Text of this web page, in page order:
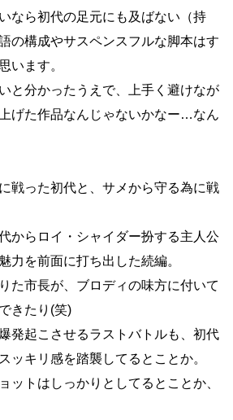
なら初代の足元にも及ばない（持
の構成やサスペンスフルな脚本はす
います。
と分かったうえで、上手く避けなが
げた作品なんじゃないかなー…なん
戦った初代と、サメから守る為に戦
からロイ・シャイダー扮する主人公
力を前面に打ち出した続編。
た市長が、ブロディの味方に付いて
きたり(笑)
発起こさせるラストバトルも、初代
ッキリ感を踏襲してるとことか。
ットはしっかりとしてるとことか、